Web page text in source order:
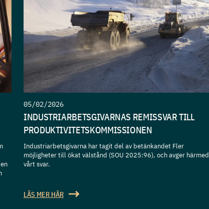
05/02/2026
INDUSTRIARBETSGIVARNAS REMISSVAR TILL
PRODUKTIVITETSKOMMISSIONEN
Industriarbetsgivarna har tagit del av betänkandet Fler
möjligheter till ökat välstånd (SOU 2025:96), och avger härmed
vårt svar.
LÄS MER HÄR